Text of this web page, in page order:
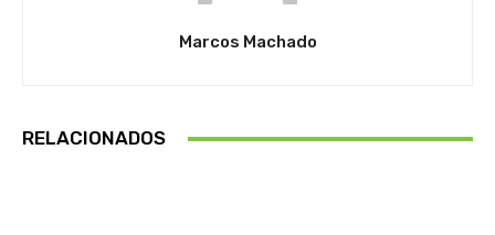
Marcos Machado
RELACIONADOS